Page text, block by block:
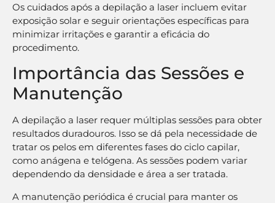
Os cuidados após a depilação a laser incluem evitar
exposição solar e seguir orientações específicas para
minimizar irritações e garantir a eficácia do
procedimento.
Importância das Sessões e
Manutenção
A depilação a laser requer múltiplas sessões para obter
resultados duradouros. Isso se dá pela necessidade de
tratar os pelos em diferentes fases do ciclo capilar,
como anágena e telógena. As sessões podem variar
dependendo da densidade e área a ser tratada.
A manutenção periódica é crucial para manter os